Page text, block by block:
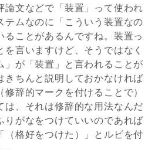
文などで「装置」って使われ
テムなのに「こういう装置なの
ることがあるんですね。装置っ
言いますけど、そうではなく
」が「装置」と言われることが
きちんと説明しておかなければ
辞的マークを付けることで）
は、それは修辞的な用法なんだ
りがなをつけていいのであれば
（格好をつけた）」とルビを付